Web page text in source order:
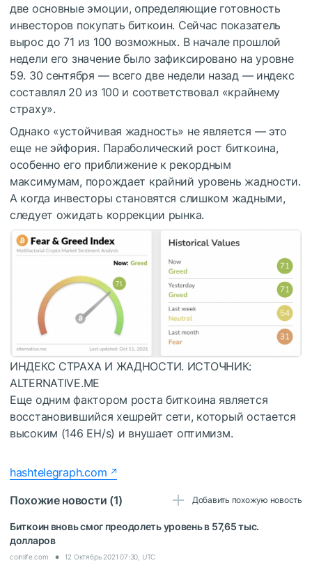
две основные эмоции, определяющие готовность
инвесторов покупать биткоин. Сейчас показатель
вырос до 71 из 100 возможных. В начале прошлой
недели его значение было зафиксировано на уровне
59. 30 сентября — всего две недели назад — индекс
составлял 20 из 100 и соответствовал «крайнему
страху».
Однако «устойчивая жадность» не является — это
еще не эйфория. Параболический рост биткоина,
особенно его приближение к рекордным
максимумам, порождает крайний уровень жадности.
А когда инвесторы становятся слишком жадными,
следует ожидать коррекции рынка.
ИНДЕКС СТРАХА И ЖАДНОСТИ. ИСТОЧНИК:
ALTERNATIVE.ME
Еще одним фактором роста биткоина является
восстановившийся хешрейт сети, который остается
высоким (146 EH/s) и внушает оптимизм.
hashtelegraph.com
Похожие новости (1)
Добавить похожую новость
Биткоин вновь смог преодолеть уровень в 57,65 тыс.
долларов
coinlife.com 12 Октябрь 2021 07:30, UTC